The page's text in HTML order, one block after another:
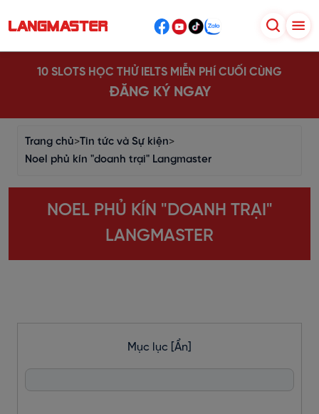
10 SLOTS HỌC THỬ IELTS MIỄN PHÍ CUỐI CÙNG
ĐĂNG KÝ NGAY
Trang chủ>Tin tức và Sự kiện>
Noel phủ kín "doanh trại" Langmaster
NOEL PHỦ KÍN "DOANH TRẠI"
LANGMASTER
Mục lục [Ẩn]